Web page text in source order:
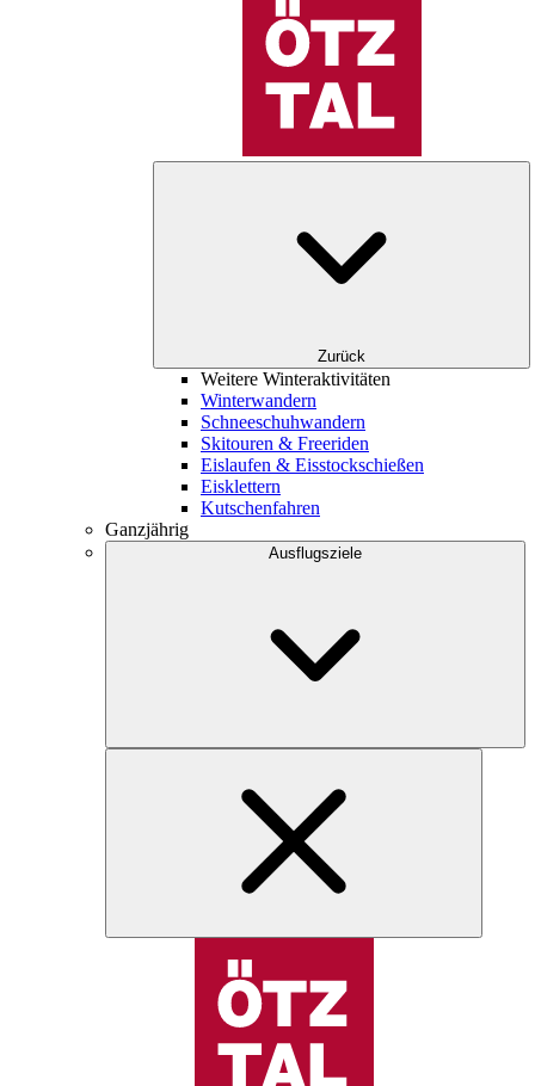
Zurück
Weitere Winteraktivitäten
Winterwandern
Schneeschuhwandern
Skitouren & Freeriden
Eislaufen & Eisstockschießen
Eisklettern
Kutschenfahren
Ganzjährig
Ausflugsziele